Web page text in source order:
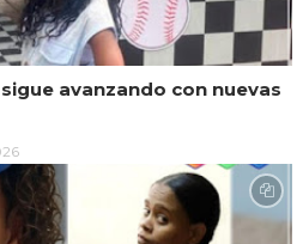
avanzando con nuevas